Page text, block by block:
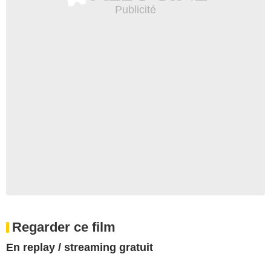
Regarder ce film
En replay / streaming gratuit